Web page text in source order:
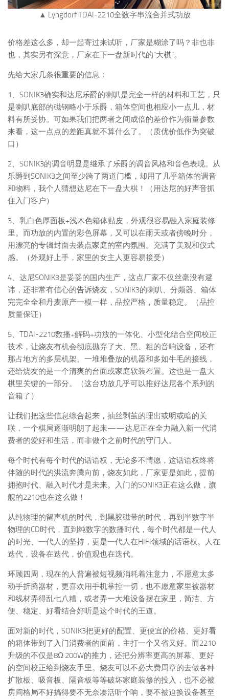
▲ Lyngdorf TDAI-2210全数字串流合并式功放
价格差这么多，却一起寄过来试听，厂家是糊涂了吗？非也非
也，其实另有深意，厂家在下一盘新时代的“大棋”。
先给大家几条很重要的信息：
1、SONIK3确实和达尼乐爵的喇叭是完全一样的材料和工艺，只
是喇叭底部的磁钢略小于乐爵，箱体空间也相应小一点儿，材
料有所妥协。可如果我们把两者之间成倍的差价作为衡量参数
来看，这一点点的差距真就不算什么了。（质优价低作为突破
口）
2、SONIK3的调音明显是继承了乐爵的调音风格和音色表现。从
乐爵到SONIK3之间至少跨了两道门槛，却用了几乎箱体的调音
和物料，我个人猜想达尼在下一盘大棋！（用达尼的好声音抓
住入门客户）
3、乳白色厚面板+浅木色箱体贴皮，外观很容易融入家庭装修
里。而功放的内置的彩色屏幕，又可以在雨天或者傍晚时分，
用漂亮的专辑封面去装点家庭的室内氛围。充满了美观和仪式
感。（外观好上手，家里的女主人更容易接受）
4、达尼SONIK3是妥妥的国内生产，这点厂家不仅丝毫没有避
讳，还非常有信心的告诉烧友，SONIK3的喇叭、分频器、箱体
完完全全和丹麦原产一模一样，品控严格，质量稳定。（品控
质量保证）
5、TDAI-2210数播+解码+功放的一体化、小型化结合空间校正
技术，让烧友有机会彻底抛弃了大、黑、粗的音响设备，还有
那占地方的多层机架、一堆堆叠放的机器和多如牛毛的接线，
还给烧友的是一个清爽的台面或家庭软装布置。这也是一盘大
棋里关键的一部分。（这台功放几乎可以推好达尼各个系列的
音箱了）
让我们把这些信息综合起来，抽丝剥茧的理出或明或暗的关
联，一个棋局逐渐明朗了起来——达尼正在全力融入新一代消
费者的爱好和生活，而非做个之前时代的守门人。
每个时代有每个时代的话语权，无论多不情愿，这话语权终将
伴随的时代的洪流奔腾向前，烧友如此，厂家更是如此，提前
拥抱时代、融入时代才是未来。入门的SONIK3正在这么做，旗
舰的2210也在这么做！
从纯物理的留声机的时代，到黑胶磁带的时代，再到半数字半
物理的CD时代，直到纯数字的数播时代，每个时代都是一代人
的时光、一代人的坚持，更是一代人在HIFI领域的话语权。人在
迭代，设备在迭代，价值观也在迭代。
环顾四周，现在的人普遍被短视频消耗着注意力，不愿意太多
动手折腾器材，更喜欢用手机掌控一切，也不愿意家里被器材
和线材弄得乱七八糟，或者弄一大堆设备摆在家里，简洁、方
便、稳定、好看结合好听是这个时代的王道。
面对新的时代，SONIK3把更好的配置、更便宜的价格、更好看
的箱体带到了入门消费者的面前，主打一个又省又好。而2210
升级的不仅是8Ω 200W的推力，还把分辨率更高的屏幕、更好
的空间校正给到烧友手里。烧友可以不必大费周章的去做各种
扩散板、吸音板、隔音板等等破坏家庭装修的投入，也不必被
房间格局不好搞得要不无奈凑活听个响，要不被迫换设备甚至